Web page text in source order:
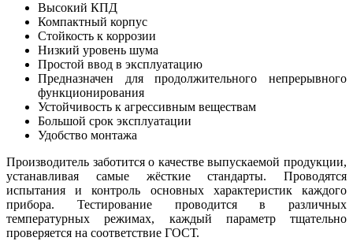
Высокий КПД
Компактный корпус
Стойкость к коррозии
Низкий уровень шума
Простой ввод в эксплуатацию
Предназначен для продолжительного непрерывного
функционирования
Устойчивость к агрессивным веществам
Большой срок эксплуатации
Удобство монтажа
Производитель заботится о качестве выпускаемой продукции,
устанавливая самые жёсткие стандарты. Проводятся
испытания и контроль основных характеристик каждого
прибора. Тестирование проводится в различных
температурных режимах, каждый параметр тщательно
проверяется на соответствие ГОСТ.